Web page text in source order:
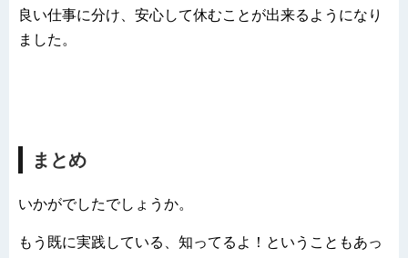
良い仕事に分け、安心して休むことが出来るようになり
ました。
まとめ
いかがでしたでしょうか。
もう既に実践している、知ってるよ！ということもあっ